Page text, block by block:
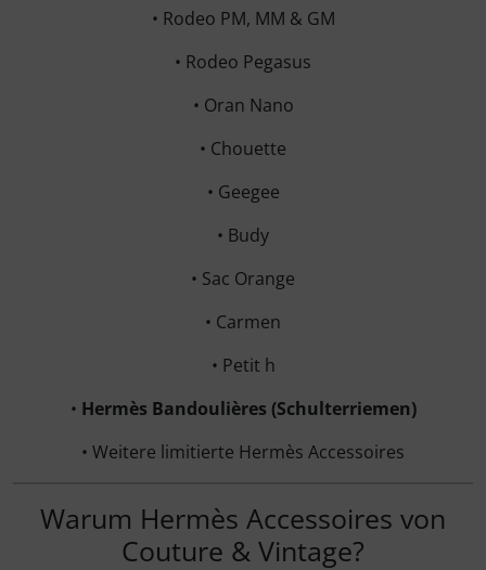
• Rodeo PM, MM & GM
• Rodeo Pegasus
• Oran Nano
• Chouette
• Geegee
• Budy
• Sac Orange
• Carmen
• Petit h
• Hermès Bandoulières (Schulterriemen)
• Weitere limitierte Hermès Accessoires
Warum Hermès Accessoires von
Couture & Vintage?